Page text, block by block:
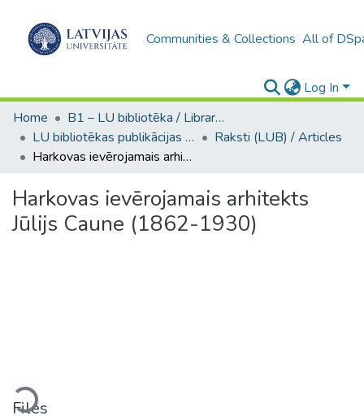
Communities & Collections All of
Log In
Home
B1 – LU bibliotēka / Library of the UL
LU bibliotēkas publikācijas / Publications of the University Library
Raksti (LUB) / Articles
Harkovas ievērojamais arhitekts Jūlijs Caune (1862-1930)
Harkovas ievērojamais arhitekts
Jūlijs Caune (1862-1930)
Files